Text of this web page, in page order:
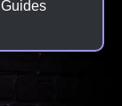
Guides